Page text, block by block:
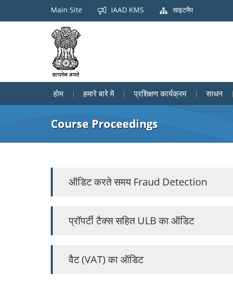
Main Site IAAD KMS साइटमैप
होम हमारे बारे में प्रशिक्षण कार्यक्रम साधन
Course Proceedings
ऑडिट करते समय Fraud Detection
प्रॉपर्टी टैक्स सहित ULB का ऑडिट
वैट (VAT) का ऑडिट